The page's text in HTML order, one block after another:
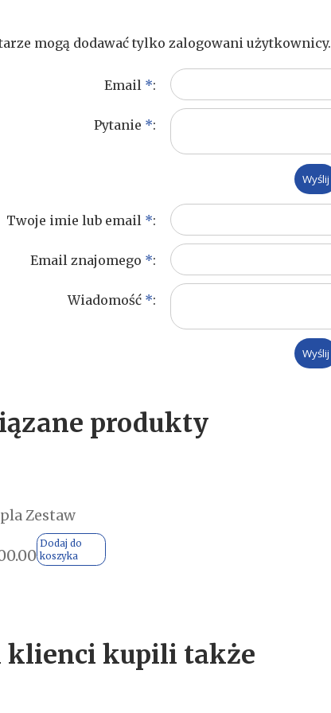
mogą dodawać tylko zalogowani użytkownicy.
Email *:
Pytanie *:
Twoje imie lub email *:
Email znajomego *:
Wiadomość *:
produkty
Zestaw
Dodaj do
koszyka
klienci kupili także